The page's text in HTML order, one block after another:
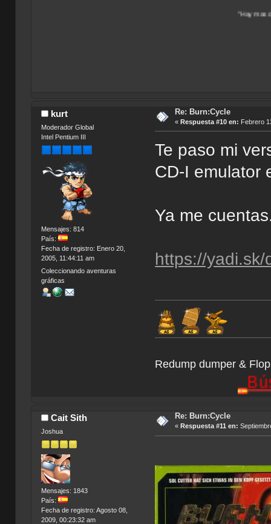
"Hay mas de un
kurt
Moderador Global
Intel Pentium III
Mensajes: 814
País:
Fecha de registro: Enero 20,
2005, 11:44:11 am
Coleccionando aventuras
gráficas
Re: Burn:Cycle
« Respuesta #10 en: Febrero
Te paso mi
CD-I emulator
Ya me
https://yadi.sk/
Redump dumper &
Cait Sith
Joshua
Mensajes: 1843
País:
Fecha de registro: Agosto 08,
2009, 00:23:32 am
Re: Burn:Cycle
« Respuesta #11 en: